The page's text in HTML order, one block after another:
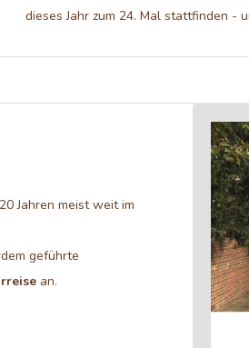
dieses Jahr zum 24. Mal stattfinden -
Jahren meist weit im
geführte
an.